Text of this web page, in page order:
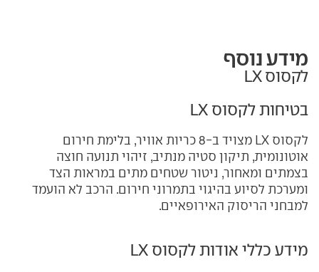
מידע נוסף
לקסוס LX
בטיחות לקסוס LX
לקסוס LX מצויד ב-8 כריות אוויר, בלימת חירום
אוטונומית, תיקון סטיה מנתיב, זיהוי תנועה חוצה
בצמתים ומאחור, ניטור שטחים מתים במראות הצד
ומערכת לסיוע בהיגוי בתמרוני חירום. הרכב לא הועמד
למבחני הריסוק האירופאיים.
מידע כללי אודות לקסוס LX